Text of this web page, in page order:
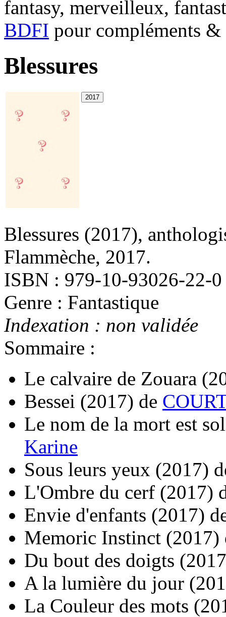
fantasy, merveilleux,
BDFI pour compléments
Blessures
Blessures (2017),
Flammèche, 2017.
ISBN : 979-10-93026-22-0
Genre : Fantastique
Indexation : non validée
Sommaire :
Le calvaire de Zouara
Bessei (2017) de
Le nom de la mort est
Karine
Sous leurs yeux (2017)
L'Ombre du cerf (2017)
Envie d'enfants (2017)
Memoric Instinct (2017)
Du bout des doigts
A la lumière du jour
La Couleur des mots